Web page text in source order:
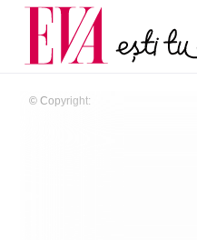
© Copyright:
Carieră
Actualitate